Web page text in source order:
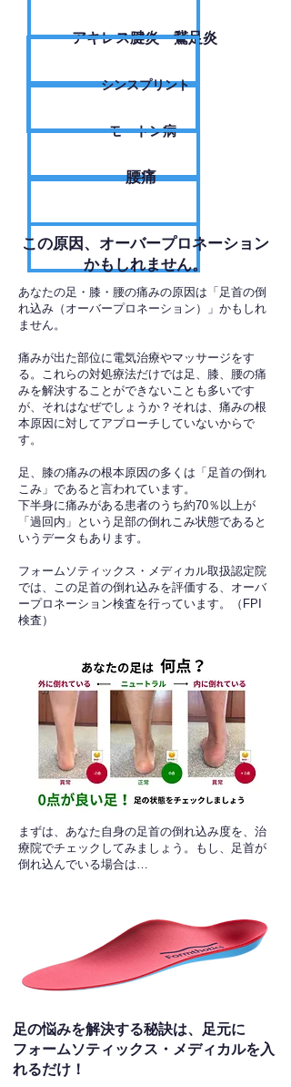
アキレス腱炎・鵞足炎
シンスプリント
モートン病
腰痛
​この原因、オーバープロネーション
かもしれません。
あなたの足・膝・腰の痛みの原因は「足首の倒
れ込み（オーバープロネーション）」かもしれ
ません。
痛みが出た部位に電気治療やマッサージをす
る。これらの対処療法だけでは足、膝、腰の痛
みを解決することができないことも多いです
が、それはなぜでしょうか？それは、痛みの根
本原因に対してアプローチしていないからで
す。
足、膝の痛みの根本原因の多くは「足首の倒れ
こみ」であると言われています。
下半身に痛みがある患者のうち約70％以上が
「過回内」という足部の倒れこみ状態であると
いうデータもあります。
フォームソティックス・メディカル取扱認定院
では、この足首の倒れ込みを評価する、オーバ
ープロネーション検査を行っています。（FPI
検査）​
​まずは、あなた自身の足首の倒れ込み度を、治
療院でチェックしてみましょう。もし、足首が
倒れ込んでいる場合は…
足の悩みを解決する秘訣は、足元に
フォームソティックス・メディカルを入
れるだけ！